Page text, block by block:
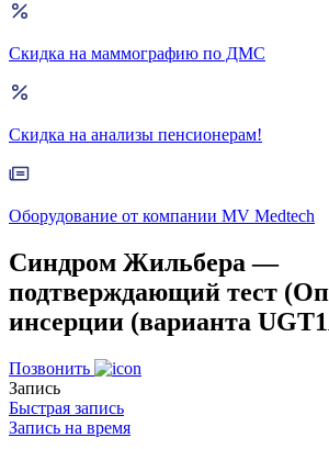
Скидка на маммографию по ДМС
Скидка на анализы пенсионерам!
Оборудование от компании MV Medtech
Синдром Жильбера —
подтверждающий тест
инсерции (варианта
Позвонить
Запись
Быстрая запись
Запись на время